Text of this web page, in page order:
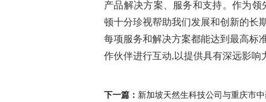
产品解决方案、服务和支持。作为
顿十分珍视帮助我们发展和创新的长
每项服务和解决方案都能达到最高标
作伙伴进行互动,以提供具有深远影响
下一篇： 新加坡天然生科技公司与重庆市